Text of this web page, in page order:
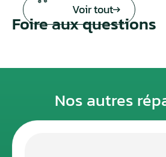
Voir tout
Foire aux questions
Nos autres